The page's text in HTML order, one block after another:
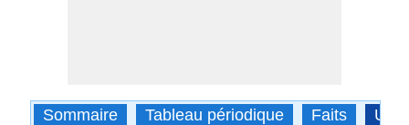
Sommaire Tableau périodique Faits